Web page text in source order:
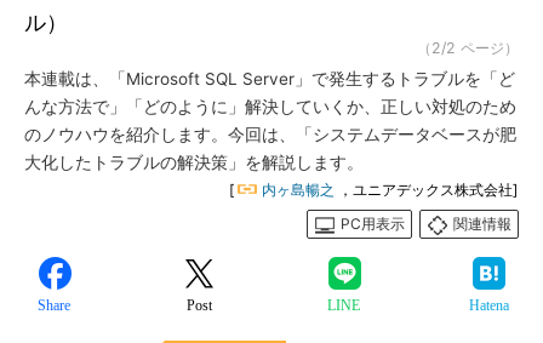
ル）
（2/2 ページ）
本連載は、「Microsoft SQL Server」で発生するトラブルを「ど
んな方法で」「どのように」解決していくか、正しい対処のため
のノウハウを紹介します。今回は、「システムデータベースが肥
大化したトラブルの解決策」を解説します。
[ 内ヶ島暢之
，ユニアデックス株式会社]
PC用表示
関連情報
Share Post LINE Hatena